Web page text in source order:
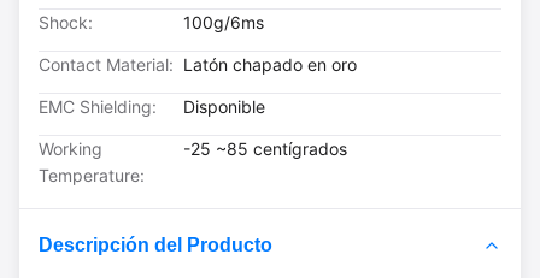
Shock: 100g/6ms
Contact Material: Latón chapado en oro
EMC Shielding: Disponible
Working
Temperature:
-25 ~85 centígrados
Descripción del Producto